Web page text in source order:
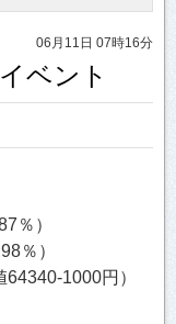
06月11日 07時16分
ベント
）
％）
1000円）